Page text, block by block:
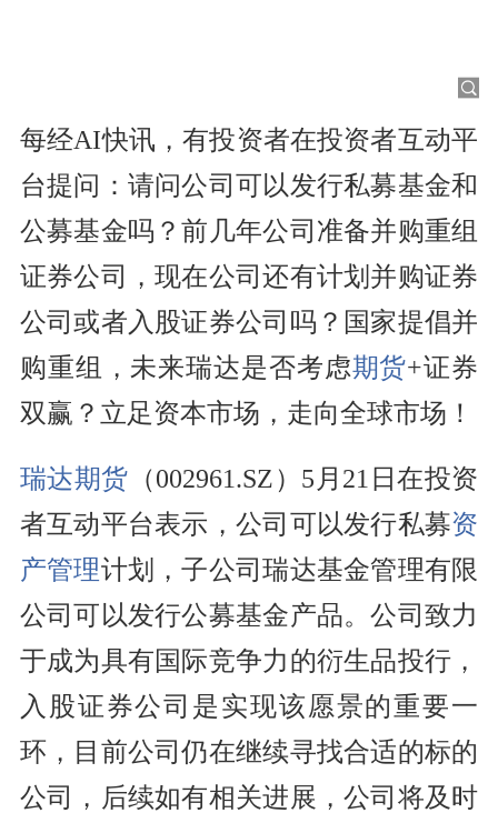
每经AI快讯，有投资者在投资者互动平
台提问：请问公司可以发行私募基金和
公募基金吗？前几年公司准备并购重组
证券公司，现在公司还有计划并购证券
公司或者入股证券公司吗？国家提倡并
购重组，未来瑞达是否考虑期货+证券
双赢？立足资本市场，走向全球市场！
瑞达期货 （002961.SZ）5月21日在投资
者互动平台表示，公司可以发行私募资
产管理计划，子公司瑞达基金管理有限
公司可以发行公募基金产品。公司致力
于成为具有国际竞争力的衍生品投行，
入股证券公司是实现该愿景的重要一
环，目前公司仍在继续寻找合适的标的
公司，后续如有相关进展，公司将及时